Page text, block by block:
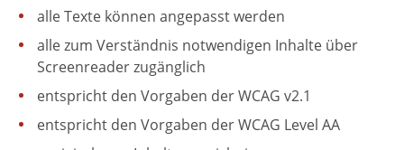
alle Texte können angepasst werden
alle zum Verständnis notwendigen Inhalte über
Screenreader zugänglich
entspricht den Vorgaben der WCAG v2.1
entspricht den Vorgaben der WCAG Level AA